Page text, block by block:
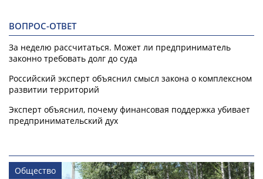
ВОПРОС-ОТВЕТ
За неделю рассчитаться. Может ли предприниматель
законно требовать долг до суда
Российский эксперт объяснил смысл закона о комплексном
развитии территорий
Эксперт объяснил, почему финансовая поддержка убивает
предпринимательский дух
Общество